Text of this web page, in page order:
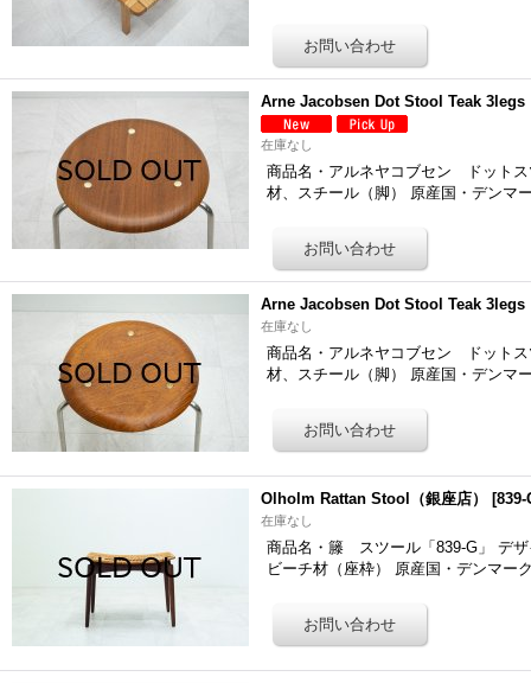
Arne Jacobsen Dot Stool Teak 3legs
在庫なし
商品名・アルネヤコブセン ドットス
材、スチール（脚） 原産国・デンマ
Arne Jacobsen Dot Stool Teak 3legs
在庫なし
商品名・アルネヤコブセン ドットス
材、スチール（脚） 原産国・デンマ
Olholm Rattan Stool（銀座店） [839-
在庫なし
商品名・籐 スツール「839-G」 デザ
ビーチ材（座枠） 原産国・デンマー